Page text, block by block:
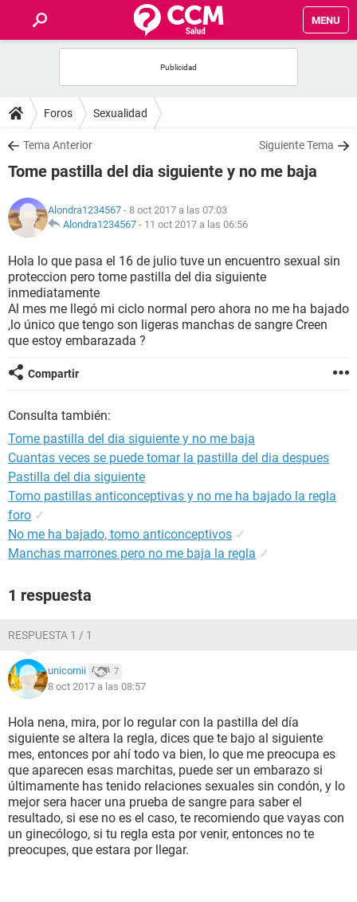
MENU
FOROS
SALUD
FAMILIA
NUTRICIÓN
BIENESTAR
SEXUALIDAD
GLOSARIO
Foros Sexualidad
Tema Anterior Siguiente Tema
Tome pastilla del dia siguiente y no me baja
Alondra1234567 - 8 oct 2017 a las 07:03
Alondra1234567 - 11 oct 2017 a las 06:56
Hola lo que pasa el 16 de julio tuve un encuentro sexual sin
proteccion pero tome pastilla del dia siguiente
inmediatamente
Al mes me llegó mi ciclo normal pero ahora no me ha bajado
,lo único que tengo son ligeras manchas de sangre Creen
que estoy embarazada ?
Compartir
Consulta también:
Tome pastilla del dia siguiente y no me baja
Cuantas veces se puede tomar la pastilla del dia despues
Pastilla del dia siguiente
Tomo pastillas anticonceptivas y no me ha bajado la regla
foro ✓
No me ha bajado, tomo anticonceptivos ✓
Manchas marrones pero no me baja la regla ✓
1 respuesta
RESPUESTA 1 / 1
unicornii 7
8 oct 2017 a las 08:57
Hola nena, mira, por lo regular con la pastilla del día
siguiente se altera la regla, dices que te bajo al siguiente
mes, entonces por ahí todo va bien, lo que me preocupa es
que aparecen esas marchitas, puede ser un embarazo si
últimamente has tenido relaciones sexuales sin condón, y lo
mejor sera hacer una prueba de sangre para saber el
resultado, si ese no es el caso, te recomiendo que vayas con
un ginecólogo, si tu regla esta por venir, entonces no te
preocupes, que estara por llegar.